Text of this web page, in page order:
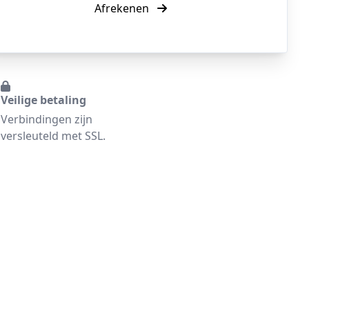
Afrekenen
Veilige betaling
Verbindingen zijn
versleuteld met SSL.